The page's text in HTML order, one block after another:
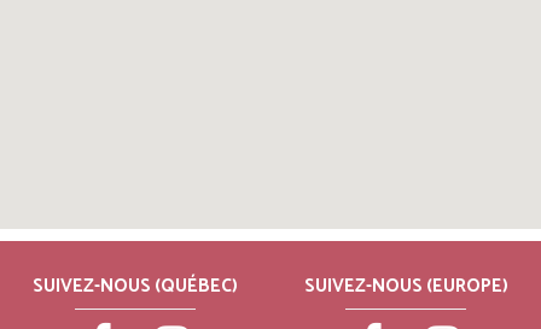
SUIVEZ-NOUS (QUÉBEC) SUIVEZ-NOUS (EUROPE)